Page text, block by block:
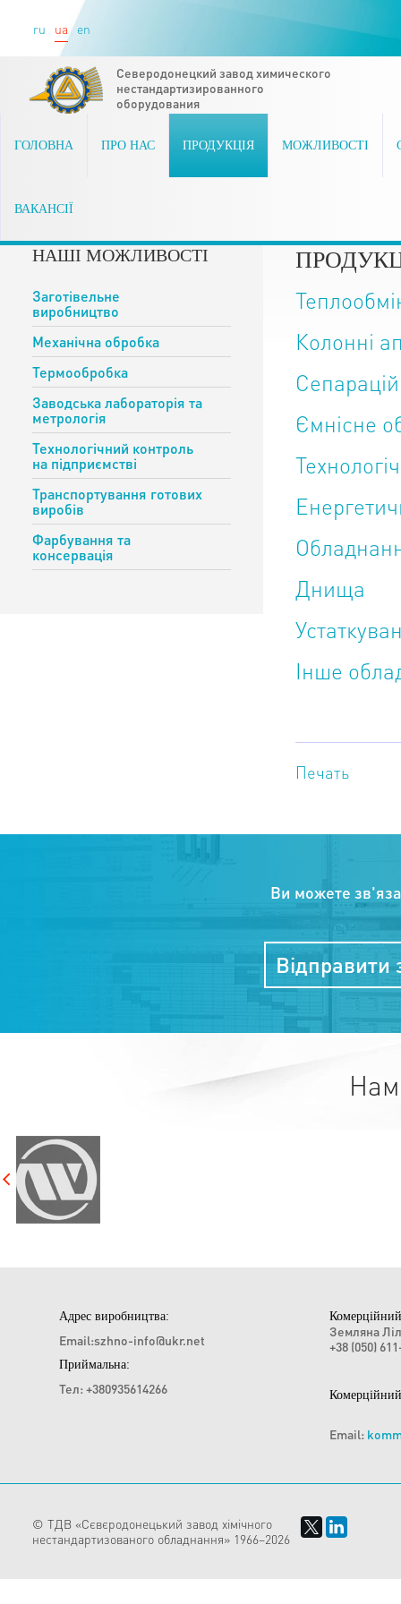
Северодонецкий завод химического
нестандартизированного
оборудования
ГОЛОВНА ПРО НАС ПРОДУКЦІЯ МОЖЛИВОСТІ
ВАКАНСІЇ
ru ua en
НАШІ МОЖЛИВОСТІ
Заготівельне
виробництво
Механічна обробка
Термообробка
Заводська лабораторія та
метрологія
Технологічний контроль
на підприємстві
Транспортування готових
виробів
Фарбування та
консервація
Колонні
Ємнісне
Днища
Інше
Печать
Ви можете
Відправити
Адрес виробництва:
Email:szhno-info@ukr.net
Приймальна:
Тел: +380935614266
Земляна
+38 (050)
Комерційний
Email:
© ТДВ «Сєвєродонецький завод хімічного
нестандартизованого обладнання» 1966–2026